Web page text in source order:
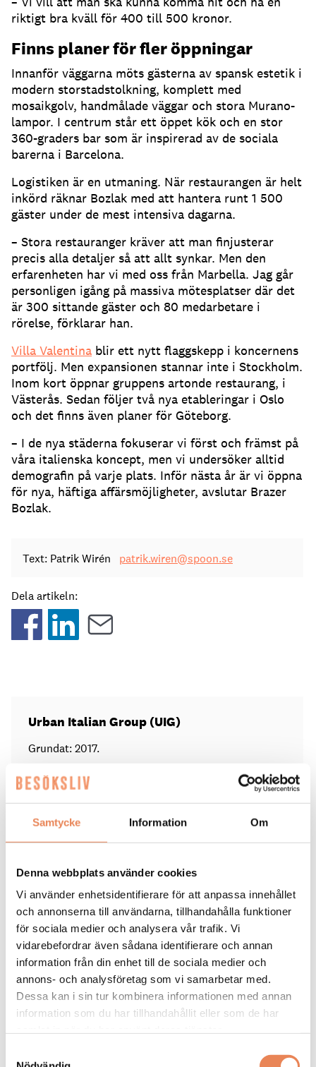
Samtycke Information Om
Denna webbplats använder cookies
Vi använder enhetsidentifierare för att anpassa innehållet
och annonserna till användarna, tillhandahålla funktioner
för sociala medier och analysera vår trafik. Vi
vidarebefordrar även sådana identifierare och annan
information från din enhet till de sociala medier och
annons- och analysföretag som vi samarbetar med.
Dessa kan i sin tur kombinera informationen med annan
information som du har tillhandahållit eller som de har
riktigt bra kväll för 400 till 500 kronor.
Finns planer för fler öppningar
Innanför väggarna möts gästerna av spansk estetik i
modern storstadstolkning, komplett med
mosaikgolv, handmålade väggar och stora Murano-
lampor. I centrum står ett öppet kök och en stor
360-graders bar som är inspirerad av de sociala
barerna i Barcelona.
Logistiken är en utmaning. När restaurangen är helt
inkörd räknar Bozlak med att hantera runt 1 500
gäster under de mest intensiva dagarna.
– Stora restauranger kräver att man finjusterar
precis alla detaljer så att allt synkar. Men den
erfarenheten har vi med oss från Marbella. Jag går
personligen igång på massiva mötesplatser där det
är 300 sittande gäster och 80 medarbetare i
rörelse, förklarar han.
Villa Valentina blir ett nytt flaggskepp i koncernens
portfölj. Men expansionen stannar inte i Stockholm.
Inom kort öppnar gruppens artonde restaurang, i
Västerås. Sedan följer två nya etableringar i Oslo
och det finns även planer för Göteborg.
– I de nya städerna fokuserar vi först och främst på
våra italienska koncept, men vi undersöker alltid
demografin på varje plats. Inför nästa år är vi öppna
för nya, häftiga affärsmöjligheter, avslutar Brazer
Bozlak.
Text: Patrik Wirén patrik.wiren@spoon.se
Dela artikeln:
Urban Italian Group (UIG)
Grundat: 2017.
Består av 17 restauranger i Sverige och Spanien under
varumärken som Basta, Florentine, Cielo, Trattoria
Giorgio's, Lola Maria och Villa Valentina.
Under 2026 och 2027 planerar den snabbväxande
koncernen att expandera kraftigt och öppna
ytterligare tio restauranger nationellt och
internationellt.
Taggar
URBAN ITALIAN GROUP